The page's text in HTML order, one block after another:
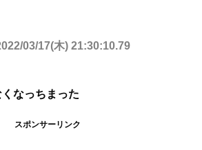
03/17(木) 21:30:10.79
なっちまった
スポンサーリンク